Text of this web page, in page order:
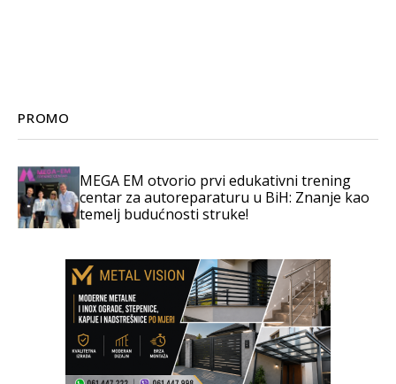
PROMO
MEGA EM otvorio prvi edukativni trening
centar za autoreparaturu u BiH: Znanje kao
temelj budućnosti struke!